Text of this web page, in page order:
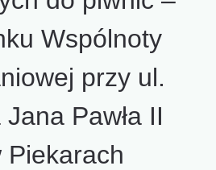
Wspólnoty
przy ul.
Pawła II
Piekarach